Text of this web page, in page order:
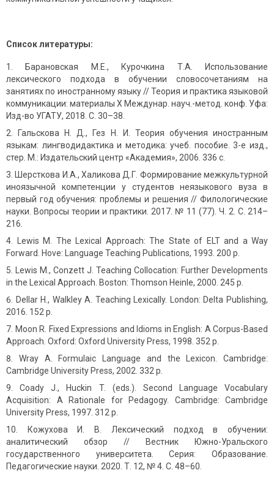
Список литературы:
Барановская М.Е., Курочкина Т.А. Использование
лексического подхода в обучении словосочетаниям на
занятиях по иностранному языку // Теория и практика языковой
коммуникации: материалы X Междунар. науч.-метод. конф. Уфа:
Изд-во УГАТУ, 2018. С. 30–38.
Гальскова Н. Д., Гез Н. И. Теория обучения иностранным
языкам: лингводидактика и методика: учеб. пособие. 3-е изд.,
стер. М.: Издательский центр «Академия», 2006. 336 с.
Шерсткова И.А., Халикова Д.Г. Формирование межкультурной
иноязычной компетенции у студентов неязыкового вуза в
первый год обучения: проблемы и решения // Филологические
науки. Вопросы теории и практики. 2017. № 11 (77). Ч. 2. С. 214–
216.
Lewis M. The Lexical Approach: The State of ELT and a Way
Forward. Hove: Language Teaching Publications, 1993. 200 p.
Lewis M., Conzett J. Teaching Collocation: Further Developments
in the Lexical Approach. Boston: Thomson Heinle, 2000. 245 p.
Dellar H., Walkley A. Teaching Lexically. London: Delta Publishing,
2016. 152 p.
Moon R. Fixed Expressions and Idioms in English: A Corpus-Based
Approach. Oxford: Oxford University Press, 1998. 352 p.
Wray A. Formulaic Language and the Lexicon. Cambridge:
Cambridge University Press, 2002. 332 p.
Coady J., Huckin T. (eds.). Second Language Vocabulary
Acquisition: A Rationale for Pedagogy. Cambridge: Cambridge
University Press, 1997. 312 p.
Кожухова И. В. Лексический подход в обучении:
аналитический обзор // Вестник Южно-Уральского
государственного университета. Серия: Образование.
Педагогические науки. 2020. Т. 12, № 4. С. 48–60.